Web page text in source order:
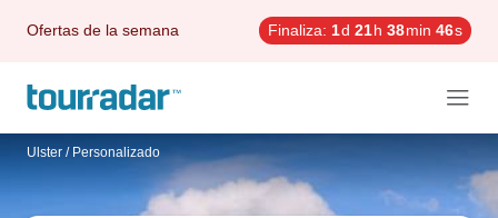
Ofertas de la semana Finaliza: 1d 21h 38min 45s
Ulster / Personalizado